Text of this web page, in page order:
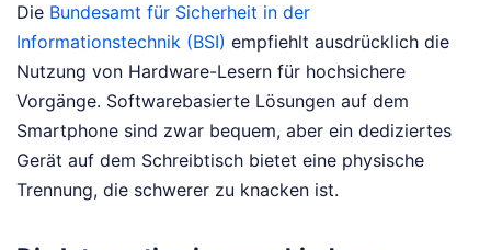
Die Bundesamt für Sicherheit in der
Informationstechnik (BSI) empfiehlt ausdrücklich die
Nutzung von Hardware-Lesern für hochsichere
Vorgänge. Softwarebasierte Lösungen auf dem
Smartphone sind zwar bequem, aber ein dediziertes
Gerät auf dem Schreibtisch bietet eine physische
Trennung, die schwerer zu knacken ist.